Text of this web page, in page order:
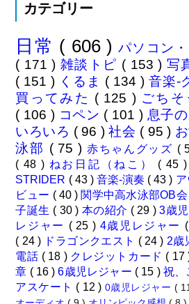
カテゴリー
日常 ( 606 )パソコン
( 171 ) 雑談トピ ( 153 ) 写
( 151 ) くるま ( 134 ) 音楽-
買ってみた ( 125 ) ごちそ
( 106 ) コペン ( 101 ) 息子
いろいろ ( 96 )社会 ( 95 )
泳部 ( 75 ) 赤ちゃんグッズ (
( 48 ) ねお日記（ねこ） ( 45 )
STRIDER ( 43 ) 音楽-演奏 ( 43 )
ビュー ( 40 ) 関学中高水泳部OB会
子誕生 ( 30 ) 本の紹介 ( 29 )3歳
レジャー ( 25 ) 4歳児レジャー
( 24 ) ドラゴンクエスト ( 24 ) 2歳
電話 ( 18 ) クレジットカード ( 17
章 ( 16 )6歳児レジャー ( 15 ) 祝、
アスケート ( 12 ) 0歳児レジャー (